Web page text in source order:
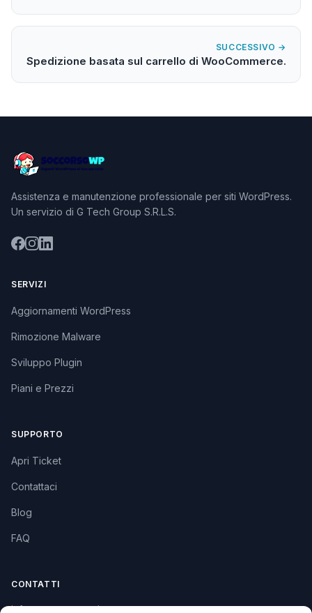
SUCCESSIVO →
Spedizione basata sul carrello di WooCommerce.
Assistenza e manutenzione professionale per siti WordPress.
Un servizio di G Tech Group S.R.L.S.
SERVIZI
Aggiornamenti WordPress
Rimozione Malware
Sviluppo Plugin
Piani e Prezzi
SUPPORTO
Apri Ticket
Contattaci
Blog
FAQ
CONTATTI
info@soccorsowp.it